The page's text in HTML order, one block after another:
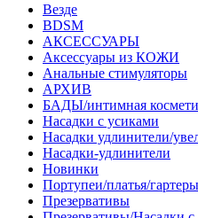
Везде
BDSM
АКСЕССУАРЫ
Аксессуары из КОЖИ
Анальные стимуляторы
АРХИВ
БАДЫ/интимная
Насадки с усиками
Насадки удлинители/
Насадки-удлинители
Новинки
Портупеи/платья/гартеры
Презервативы